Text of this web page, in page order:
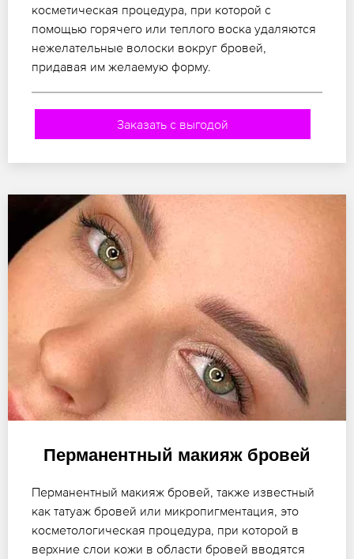
косметическая процедура, при которой с
помощью горячего или теплого воска удаляются
нежелательные волоски вокруг бровей,
придавая им желаемую форму.
Заказать с выгодой
Перманентный макияж бровей
Перманентный макияж бровей, также известный
как татуаж бровей или микропигментация, это
косметологическая процедура, при которой в
верхние слои кожи в области бровей вводятся